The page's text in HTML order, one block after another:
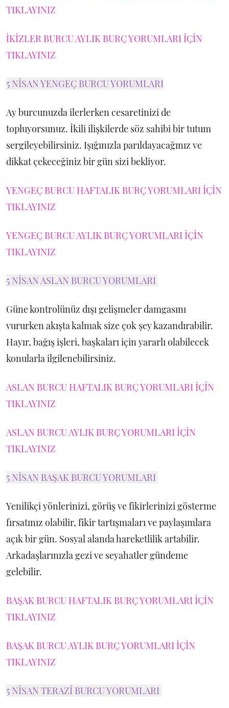
TIKLAYINIZ
İKİZLER BURCU AYLIK BURÇ YORUMLARI İÇİN
TIKLAYINIZ
5 NİSAN YENGEÇ BURCU YORUMLARI
Ay burcunuzda ilerlerken cesaretinizi de
topluyorsunuz. İkili ilişkilerde söz sahibi bir tutum
sergileyebilirsiniz. Işığınızla parıldayacağınız ve
dikkat çekeceğiniz bir gün sizi bekliyor.
YENGEÇ BURCU HAFTALIK BURÇ YORUMLARI İÇİN
TIKLAYINIZ
YENGEÇ BURCU AYLIK BURÇ YORUMLARI İÇİN
TIKLAYINIZ
5 NİSAN ASLAN BURCU YORUMLARI
Güne kontrolünüz dışı gelişmeler damgasını
vururken akışta kalmak size çok şey kazandırabilir.
Hayır, bağış işleri, başkaları için yararlı olabilecek
konularla ilgilenebilirsiniz.
ASLAN BURCU HAFTALIK BURÇ YORUMLARI İÇİN
TIKLAYINIZ
ASLAN BURCU AYLIK BURÇ YORUMLARI İÇİN
TIKLAYINIZ
5 NİSAN BAŞAK BURCU YORUMLARI
Yenilikçi yönlerinizi, görüş ve fikirlerinizi gösterme
fırsatınız olabilir, fikir tartışmaları ve paylaşımlara
açık bir gün. Sosyal alanda hareketlilik artabilir.
Arkadaşlarınızla gezi ve seyahatler gündeme
gelebilir.
BAŞAK BURCU HAFTALIK BURÇ YORUMLARI İÇİN
TIKLAYINIZ
BAŞAK BURCU AYLIK BURÇ YORUMLARI İÇİN
TIKLAYINIZ
5 NİSAN TERAZİ BURCU YORUMLARI